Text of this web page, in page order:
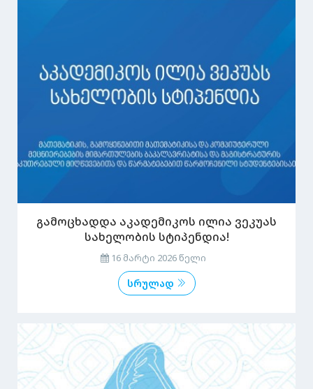
გამოცხადდა აკადემიკოს ილია ვეკუას
სახელობის სტიპენდია!
16 მარტი 2026 წელი
სრულად